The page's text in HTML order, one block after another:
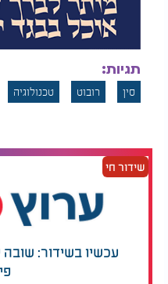
תגיות:
סין רובוט טכנולוגיה
שידור חי
עכשיו בשידור: